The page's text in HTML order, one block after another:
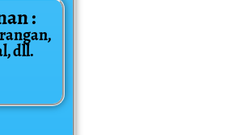
:
dll.